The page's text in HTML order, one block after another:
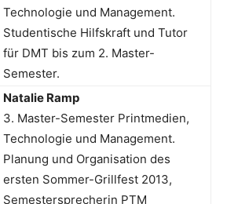
Technologie und Management.
Studentische Hilfskraft und Tutor
für DMT bis zum 2. Master-
Semester.
Natalie Ramp
3. Master-Semester Printmedien,
Technologie und Management.
Planung und Organisation des
ersten Sommer-Grillfest 2013,
Semestersprecherin PTM